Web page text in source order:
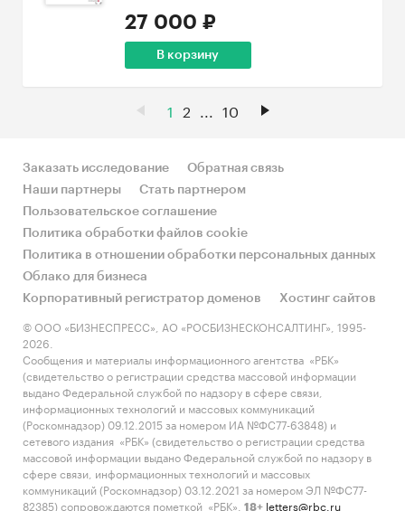
27 000 ₽
В корзину
1 2 ... 10
Заказать исследование
Обратная связь
Наши партнеры
Стать партнером
Пользовательское соглашение
Политика обработки файлов cookie
Политика в отношении обработки персональных данных
Облако для бизнеса
Корпоративный регистратор доменов
Хостинг сайтов
© ООО «БИЗНЕСПРЕСС», АО «РОСБИЗНЕСКОНСАЛТИНГ», 1995-
2026.
Сообщения и материалы информационного агентства «РБК»
(свидетельство о регистрации средства массовой информации
выдано Федеральной службой по надзору в сфере связи,
информационных технологий и массовых коммуникаций
(Роскомнадзор) 09.12.2015 за номером ИА №ФС77-63848) и
сетевого издания «РБК» (свидетельство о регистрации средства
массовой информации выдано Федеральной службой по надзору в
сфере связи, информационных технологий и массовых
коммуникаций (Роскомнадзор) 03.12.2021 за номером ЭЛ №ФС77-
82385) сопровождаются пометкой «РБК».
18+ letters@rbc.ru